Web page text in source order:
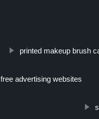
printed makeup brush
free advertising websites